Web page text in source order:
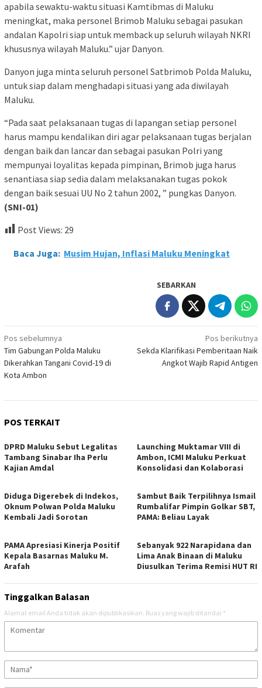
apabila sewaktu-waktu situasi Kamtibmas di Maluku
meningkat, maka personel Brimob Maluku sebagai pasukan
andalan Kapolri siap untuk memback up seluruh wilayah NKRI
khususnya wilayah Maluku.” ujar Danyon.
Danyon juga minta seluruh personel Satbrimob Polda Maluku,
untuk siap dalam menghadapi situasi yang ada diwilayah
Maluku.
“Pada saat pelaksanaan tugas di lapangan setiap personel
harus mampu kendalikan diri agar pelaksanaan tugas berjalan
dengan baik dan lancar dan sebagai pasukan Polri yang
mempunyai loyalitas kepada pimpinan, Brimob juga harus
senantiasa siap sedia dalam melaksanakan tugas pokok
dengan baik sesuai UU No 2 tahun 2002, ” pungkas Danyon.
(SNI-01)
Post Views: 29
Baca Juga: Musim Hujan, Inflasi Maluku Meningkat
SEBARKAN
Navigasi
pos
Pos sebelumnya
Tim Gabungan Polda Maluku
Dikerahkan Tangani Covid-19 di
Kota Ambon
Pos berikutnya
Sekda Klarifikasi Pemberitaan Naik
Angkot Wajib Rapid Antigen
POS TERKAIT
DPRD Maluku Sebut Legalitas
Tambang Sinabar Iha Perlu
Kajian Amdal
Launching Muktamar VIII di
Ambon, ICMI Maluku Perkuat
Konsolidasi dan Kolaborasi
Diduga Digerebek di Indekos,
Oknum Polwan Polda Maluku
Kembali Jadi Sorotan
Sambut Baik Terpilihnya Ismail
Rumbalifar Pimpin Golkar SBT,
PAMA: Beliau Layak
PAMA Apresiasi Kinerja Positif
Kepala Basarnas Maluku M.
Arafah
Sebanyak 922 Narapidana dan
Lima Anak Binaan di Maluku
Diusulkan Terima Remisi HUT RI
Tinggalkan Balasan
Alamat email Anda tidak akan dipublikasikan. Ruas yang wajib ditandai *